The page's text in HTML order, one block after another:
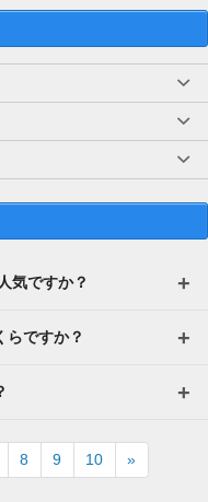
気ですか？
らですか？
8 9 10 »Next